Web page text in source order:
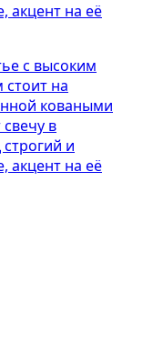
с высоким
на
коваными
в
и
акцент на её